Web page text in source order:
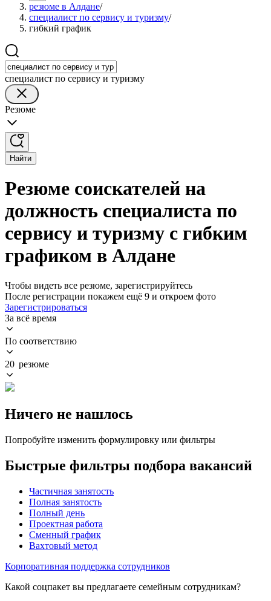
резюме в Алдане/
специалист по сервису и туризму/
гибкий график
специалист по сервису и туризму
Резюме
Найти
Резюме соискателей на
должность специалиста по
сервису и туризму с гибким
графиком в Алдане
Чтобы видеть все резюме, зарегистрируйтесь
После регистрации покажем ещё 9 и откроем фото
Зарегистрироваться
За всё время
По соответствию
20 резюме
Ничего не нашлось
Попробуйте изменить формулировку или фильтры
Быстрые фильтры подбора вакансий
Частичная занятость
Полная занятость
Полный день
Проектная работа
Сменный график
Вахтовый метод
Корпоративная поддержка сотрудников
Какой соцпакет вы предлагаете семейным сотрудникам?